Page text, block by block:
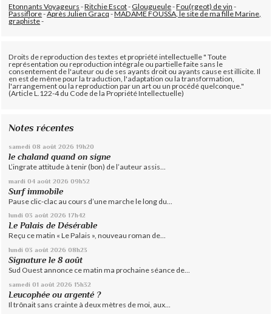
Etonnants Voyageurs -Ritchie Escot-Glougueule-Fou(rgeot) de vin -
Passiflore-Après Julien Gracq-MADAME FOUSSA, le site de ma fille Marine,
graphiste-
Droits de reproduction des textes et propriété intellectuelle " Toute
représentation ou reproduction intégrale ou partielle faite sans le
consentement de l'auteur ou de ses ayants droit ou ayants cause est illicite. Il
en est de même pour la traduction, l'adaptation ou la transformation,
l'arrangement ou la reproduction par un art ou un procédé quelconque."
(Article L.122-4 du Code de la Propriété Intellectuelle)
Notes récentes
samedi 08 août 2026 19h20
le chaland quand on signe
L’ingrate attitude à tenir (bon) de l’auteur assis...
mardi 04 août 2026 09h52
Surf immobile
Pause clic-clac au cours d’une marche le long du...
lundi 03 août 2026 17h42
Le Palais de Désérable
Reçu ce matin « Le Palais », nouveau roman de...
lundi 03 août 2026 08h23
Signature le 8 août
Sud Ouest annonce ce matin ma prochaine séance de...
samedi 01 août 2026 15h32
Leucophée ou argenté ?
Il trônait sans crainte à deux mètres de moi, aux...